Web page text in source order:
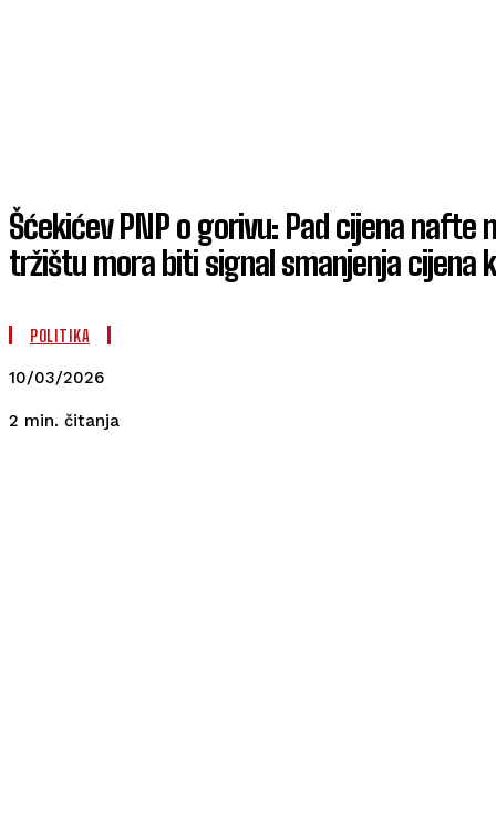
Šćekićev PNP o gorivu: Pad cijena nafte
tržištu mora biti signal smanjenja cijena
POLITIKA
10/03/2026
2 min. čitanja